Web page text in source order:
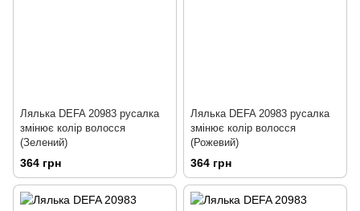
Лялька DEFA 20983 русалка
змінює колір волосся
(Зелений)
364 грн
Лялька DEFA 20983 русалка
змінює колір волосся
(Рожевий)
364 грн